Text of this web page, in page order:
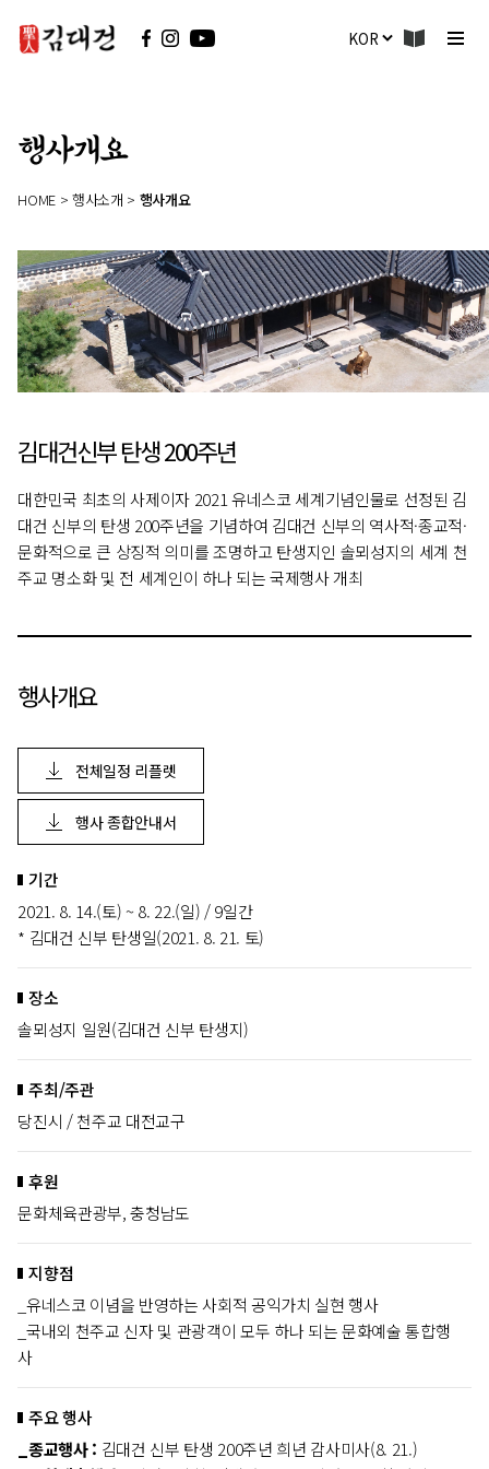
행사개요
HOME > 행사소개 > 행사개요
김대건신부 탄생200주년
대한민국 최초의 사제이자 2021 유네스코 세계기념인물로 선정된 김
대건 신부의 탄생 200주년을 기념하여 김대건 신부의 역사적·종교적·
문화적으로 큰 상징적 의미를 조명하고 탄생지인 솔뫼성지의 세계 천
주교 명소화 및 전 세계인이 하나 되는 국제행사 개최
행사개요
전체일정 리플렛
행사 종합안내서
기간
2021. 8. 14.(토) ~ 8. 22.(일) / 9일간
* 김대건 신부 탄생일(2021. 8. 21. 토)
장소
솔뫼성지 일원(김대건 신부 탄생지)
주최/주관
당진시 / 천주교 대전교구
후원
문화체육관광부, 충청남도
지향점
_유네스코 이념을 반영하는 사회적 공익가치 실현 행사
_국내외 천주교 신자 및 관광객이 모두 하나 되는 문화예술 통합행
사
주요 행사
_종교행사 : 김대건 신부 탄생 200주년 희년 감사미사(8. 21.)